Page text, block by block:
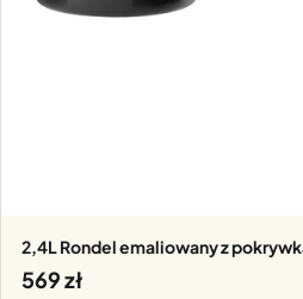
2,4L Rondel emaliowany z
569